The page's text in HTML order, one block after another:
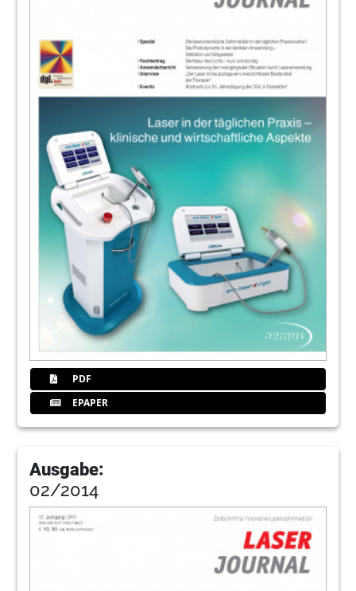
PDF
EPAPER
Ausgabe:
02/2014